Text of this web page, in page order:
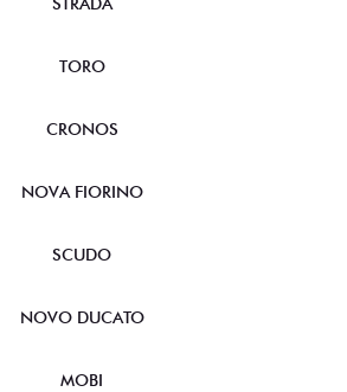
TORO
CRONOS
NOVA FIORINO
SCUDO
NOVO DUCATO
MOBI